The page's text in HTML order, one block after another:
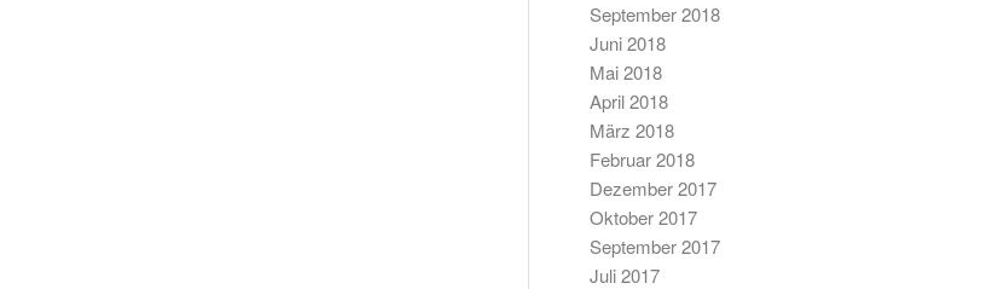
September 2018
Juni 2018
Mai 2018
April 2018
März 2018
Februar 2018
Dezember 2017
Oktober 2017
September 2017
Juli 2017